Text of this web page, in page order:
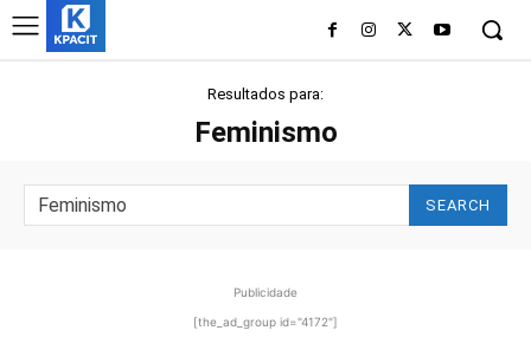
Resultados para:
Feminismo
SEARCH
Publicidade
[the_ad_group id="4172"]